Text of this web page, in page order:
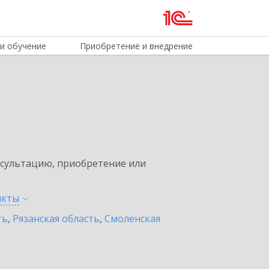
обучение Приобретение и внедрение
приобретение или
, Рязанская область, Смоленская